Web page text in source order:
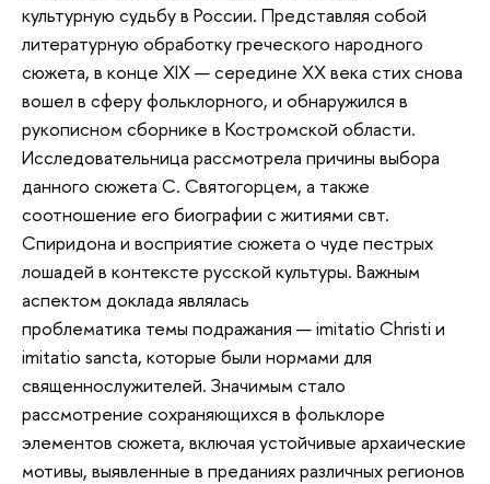
культурную судьбу в России. Представляя собой
литературную обработку греческого народного
сюжета, в конце XIX — середине XX века стих снова
вошел в сферу фольклорного, и обнаружился в
рукописном сборнике в Костромской области.
Исследовательница рассмотрела причины выбора
данного сюжета С. Святогорцем, а также
соотношение его биографии с житиями свт.
Спиридона и восприятие сюжета о чуде пестрых
лошадей в контексте русской культуры. Важным
аспектом доклада являлась
проблематика темы подражания — imitatio Christi и
imitatio sancta, которые были нормами для
священнослужителей. Значимым стало
рассмотрение сохраняющихся в фольклоре
элементов сюжета, включая устойчивые архаические
мотивы, выявленные в преданиях различных регионов